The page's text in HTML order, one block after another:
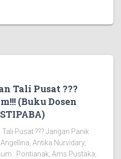
Tali Pusat ???
(Buku Dosen
Pusat ??? Jangan Panik
Antika Nurvidary,
: Pontianak, Ams Pustaka,